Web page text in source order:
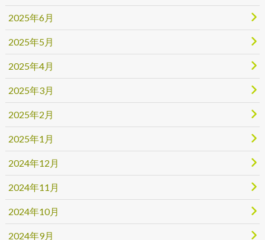
2025年6月
2025年5月
2025年4月
2025年3月
2025年2月
2025年1月
2024年12月
2024年11月
2024年10月
2024年9月